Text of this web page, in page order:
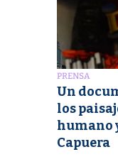
PRENSA
Un
los
humano
Capuera